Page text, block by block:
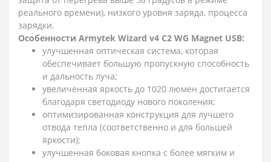
реального времени), низкого уровня заряда, процесса
зарядки.
Особенности Armytek Wizard v4 C2 WG Magnet USB:
улучшенная оптическая система, которая
обеспечивает большую пропускную способность
и дальность луча;
увеличенная яркость до 1020 люмен достигается
благодаря светодиоду нового поколения;
оптимизированная конструкция для лучшего
отвода тепла (соответственно и для большей
яркости);
улучшенная боковая кнопка с более мягким и